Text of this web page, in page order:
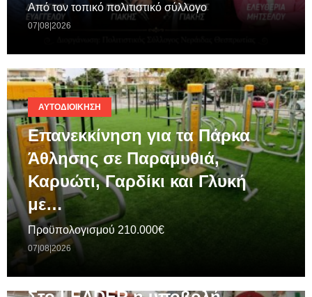
Από τον τοπικό πολιτιστικό σύλλογο
07|08|2026
ΑΥΤΟΔΙΟΊΚΗΣΗ
Επανεκκίνηση για τα Πάρκα
Άθλησης σε Παραμυθιά,
Καρυώτι, Γαρδίκι και Γλυκή
με…
Προϋπολογισμού 210.000€
07|08|2026